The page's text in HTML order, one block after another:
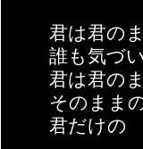
君は君の
誰も気づ
君は君の
そのまま
君だけの